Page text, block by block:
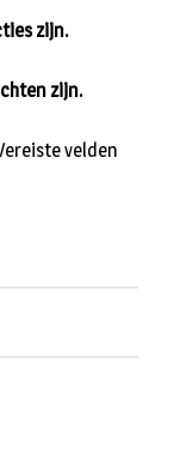
velden
zijn.
zijn.